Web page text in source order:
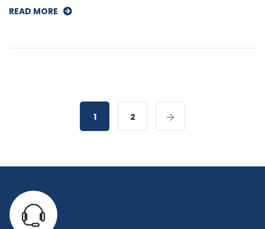
READ MORE
1 2